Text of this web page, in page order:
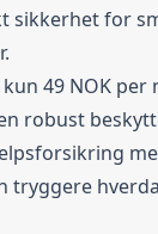
sikkerhet for
49 NOK per
robust
tryggere